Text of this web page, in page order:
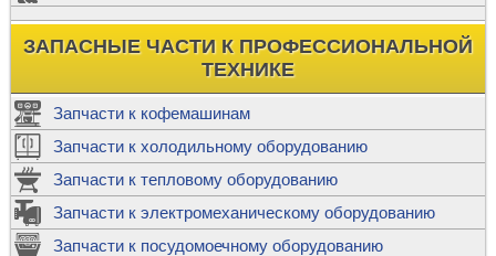
ЗАПАСНЫЕ ЧАСТИ К ПРОФЕССИОНАЛЬНОЙ
ТЕХНИКЕ
Запчасти к кофемашинам
Запчасти к холодильному оборудованию
Запчасти к тепловому оборудованию
Запчасти к электромеханическому оборудованию
Запчасти к посудомоечному оборудованию